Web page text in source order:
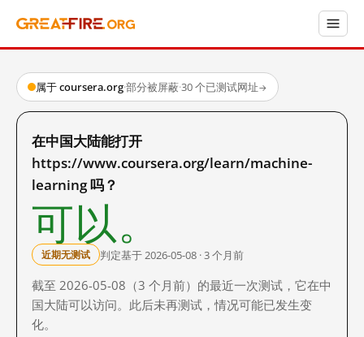
属于 coursera.org·部分被屏蔽·30 个已测试网址→
在中国大陆能打开
https://www.coursera.org/learn/machine-
learning 吗？
可以。
近期无测试 判定基于 2026-05-08 · 3 个月前
截至 2026-05-08（3 个月前）的最近一次测试，它在中
国大陆可以访问。此后未再测试，情况可能已发生变
化。